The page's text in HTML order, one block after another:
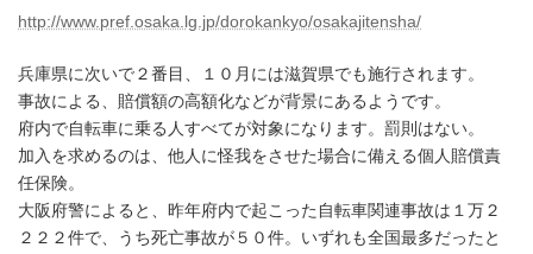
http://www.pref.osaka.lg.jp/dorokankyo/osakajitensha/
兵庫県に次いで２番目、１０月には滋賀県でも施行されます。
事故による、賠償額の高額化などが背景にあるようです。
府内で自転車に乗る人すべてが対象になります。罰則はない。
加入を求めるのは、他人に怪我をさせた場合に備える個人賠償責
任保険。
大阪府警によると、昨年府内で起こった自転車関連事故は１万２
２２２件で、うち死亡事故が５０件。いずれも全国最多だったと